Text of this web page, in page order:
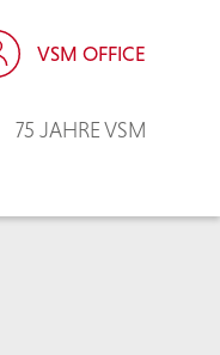
75 JAHRE VSM
VSM OFFICE